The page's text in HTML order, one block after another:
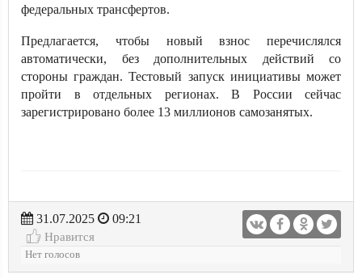
федеральных трансфертов.
Предлагается, чтобы новый взнос перечислялся
автоматически, без дополнительных действий со
стороны граждан. Тестовый запуск инициативы может
пройти в отдельных регионах. В России сейчас
зарегистрировано более 13 миллионов самозанятых.
31.07.2025
09:21
Нравится
Нет голосов